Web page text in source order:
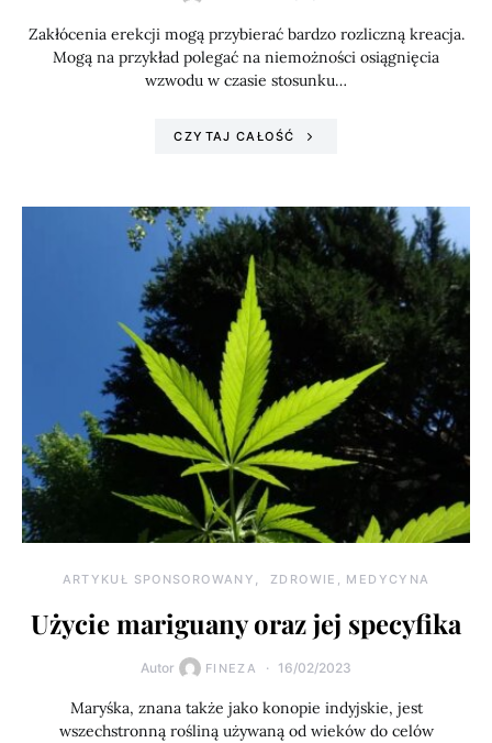
Zakłócenia erekcji mogą przybierać bardzo rozliczną kreacja.
Mogą na przykład polegać na niemożności osiągnięcia
wzwodu w czasie stosunku…
CZYTAJ CAŁOŚĆ
ARTYKUŁ SPONSOROWANY ZDROWIE, MEDYCYNA
Użycie mariguany oraz jej specyfika
Autor FINEZA 16/02/2023
Maryśka, znana także jako konopie indyjskie, jest
wszechstronną rośliną używaną od wieków do celów